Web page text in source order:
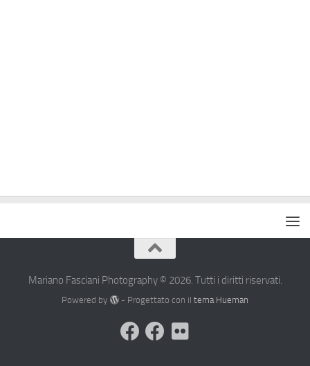
Mariano Fasciani Photography © 2026. Tutti i diritti riservati.
Powered by - Progettato con il tema Hueman